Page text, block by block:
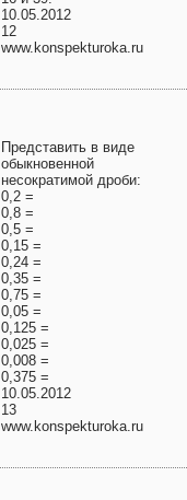
10.05.2012
12
www.konspekturoka.ru
Представить в виде
обыкновенной
несократимой дроби:
0,2 =
0,8 =
0,5 =
0,15 =
0,24 =
0,35 =
0,75 =
0,05 =
0,125 =
0,025 =
0,008 =
0,375 =
10.05.2012
13
www.konspekturoka.ru